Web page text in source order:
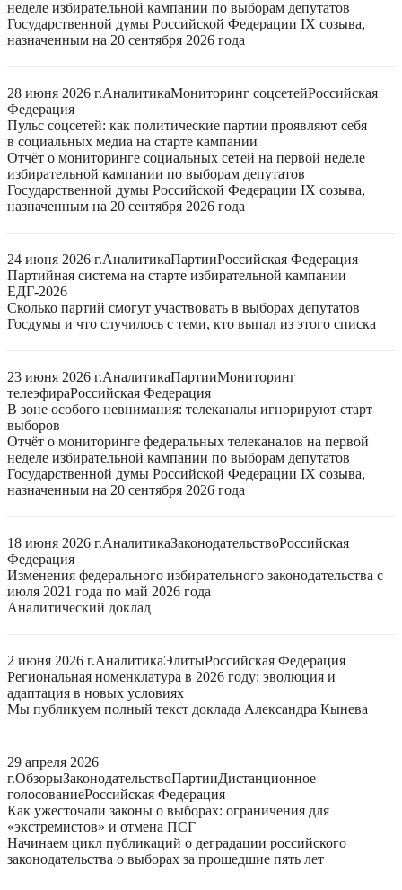
неделе избирательной кампании по выборам депутатов
Государственной думы Российской Федерации IX созыва,
назначенным на 20 сентября 2026 года
28 июня 2026 г.АналитикаМониторинг соцсетейРоссийская
Федерация
Пульс соцсетей: как политические партии проявляют себя
в социальных медиа на старте кампании
Отчёт о мониторинге социальных сетей на первой неделе
избирательной кампании по выборам депутатов
Государственной думы Российской Федерации IX созыва,
назначенным на 20 сентября 2026 года
24 июня 2026 г.АналитикаПартииРоссийская Федерация
Партийная система на старте избирательной кампании
ЕДГ-2026
Сколько партий смогут участвовать в выборах депутатов
Госдумы и что случилось с теми, кто выпал из этого списка
23 июня 2026 г.АналитикаПартииМониторинг
телеэфираРоссийская Федерация
В зоне особого невнимания: телеканалы игнорируют старт
выборов
Отчёт о мониторинге федеральных телеканалов на первой
неделе избирательной кампании по выборам депутатов
Государственной думы Российской Федерации IX созыва,
назначенным на 20 сентября 2026 года
18 июня 2026 г.АналитикаЗаконодательствоРоссийская
Федерация
Изменения федерального избирательного законодательства с
июля 2021 года по май 2026 года
Аналитический доклад
2 июня 2026 г.АналитикаЭлитыРоссийская Федерация
Региональная номенклатура в 2026 году: эволюция и
адаптация в новых условиях
Мы публикуем полный текст доклада Александра Кынева
29 апреля 2026
г.ОбзорыЗаконодательствоПартииДистанционное
голосованиеРоссийская Федерация
Как ужесточали законы о выборах: ограничения для
«экстремистов» и отмена ПСГ
Начинаем цикл публикаций о деградации российского
законодательства о выборах за прошедшие пять лет